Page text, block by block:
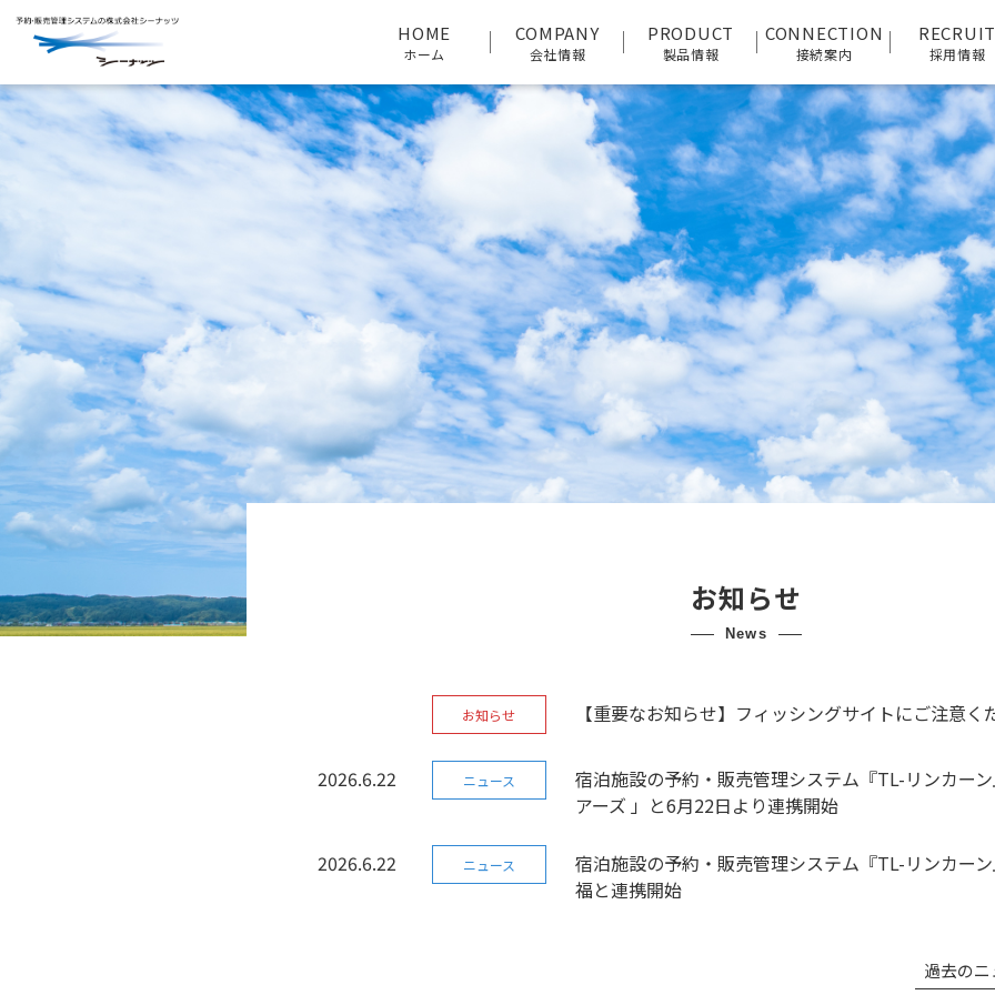
HOME
ホーム
COMPANY
会社情報
PRODUCT
製品情報
CONNECTION
接続案内 採用情報
お知らせ
news
お知らせ 【重要なお知らせ】フィッシングサイトにご注意く
2026.6.22 ニュース
宿泊施設の予約・販売管理システム『TL-リンカー
アーズ 」と6月22日より連携開始
2026.6.22 ニュース
宿泊施設の予約・販売管理システム『TL-リンカー
福と連携開始
過去の